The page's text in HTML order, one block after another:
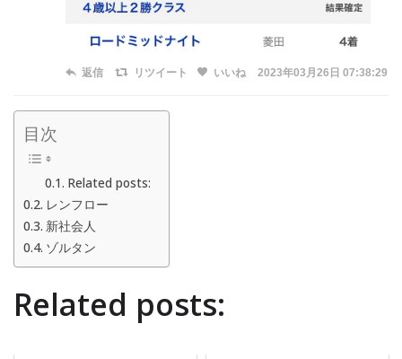
返信 リツイート いいね 2023年03月26日 07:38:29
目次
Related posts:
レンフロー
新社会人
ゾルタン
Related posts: